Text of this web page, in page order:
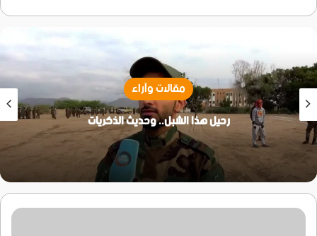
مقالات وآراء
رحيل هذا الشبل.. وحديث الذكريات
زعيم